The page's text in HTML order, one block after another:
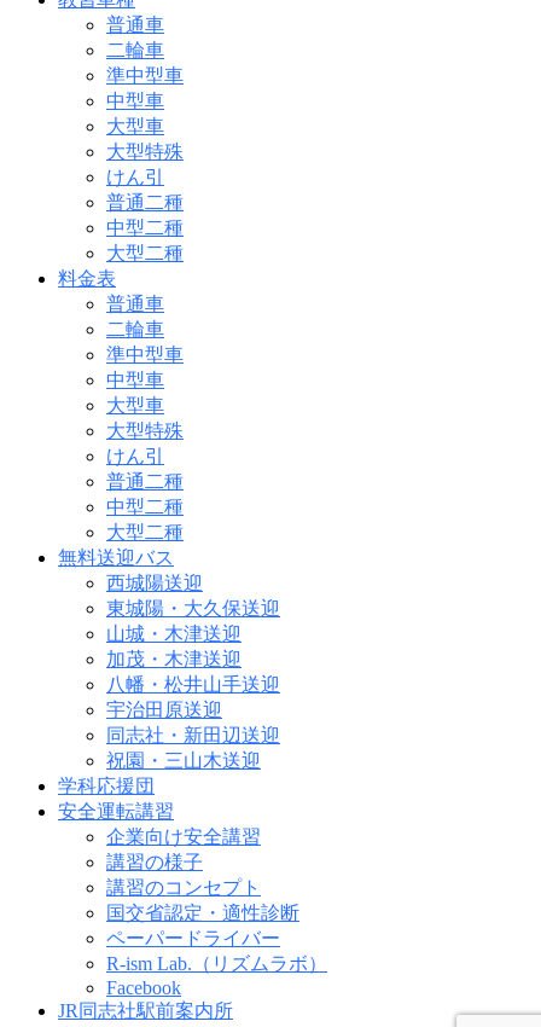
普通車
二輪車
準中型車
中型車
大型車
大型特殊
けん引
普通二種
中型二種
大型二種
料金表
普通車
二輪車
準中型車
中型車
大型車
大型特殊
けん引
普通二種
中型二種
大型二種
無料送迎バス
西城陽送迎
東城陽・大久保送迎
山城・木津送迎
加茂・木津送迎
八幡・松井山手送迎
宇治田原送迎
同志社・新田辺送迎
祝園・三山木送迎
学科応援団
安全運転講習
企業向け安全講習
講習の様子
講習のコンセプト
国交省認定・適性診断
ペーパードライバー
R-ism Lab.（リズムラボ）
Facebook
JR同志社駅前案内所